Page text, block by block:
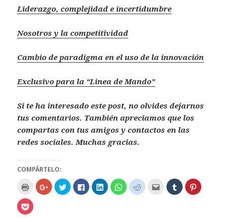
Liderazgo, complejidad e incertidumbre
Nosotros y la competitividad
Cambio de paradigma en el uso de la innovación
Exclusivo para la “Linea de Mando”
Si te ha interesado este post, no olvides dejarnos
tus comentarios. También apreciamos que los
compartas con tus amigos y contactos en las
redes sociales. Muchas gracias.
COMPÁRTELO:
c
l
i
H
a
H
a
H
a
H
a
H
a
H
a
H
a
H
a
H
a